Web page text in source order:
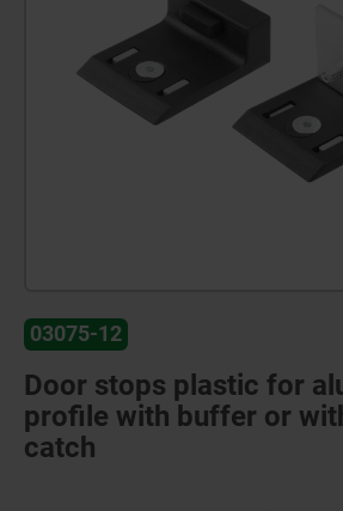
03075-12
Door stops plastic for
profile with buffer or
catch